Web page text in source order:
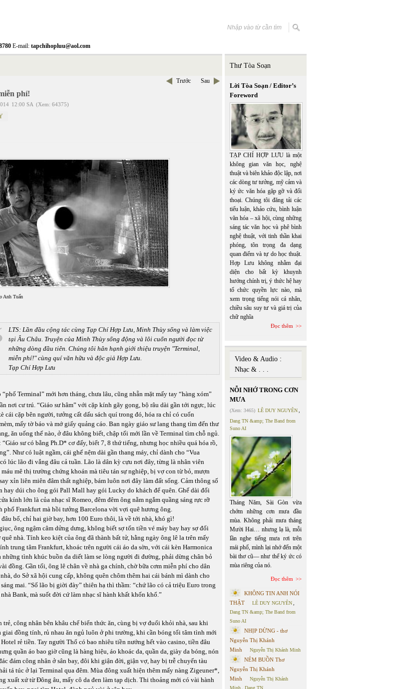
E-mail: tapchihopluu@aol.com
Trước Sau
phí!
12:00 SA (Xem: 64375)
Anh Tuấn
LTS: Lần đầu cộng tác cùng Tạp Chí Hợp Lưu, Minh Thùy sống và làm việc
tại Âu Châu. Truyện của Minh Thùy sống động và lôi cuốn người đọc từ
những dòng đầu tiên. Chúng tôi hân hạnh giới thiệu truyện "Terminal,
miễn phí!" cùng quí văn hữu và độc giả Hợp Lưu.
Tạp Chí Hợp Lưu
“phố Terminal” mới hơn tháng, chưa lâu, cũng nhẵn mặt mấy tay “hàng xóm”
nơi cư trú. “Giáo sư hâm” với cặp kính gãy gọng, bộ râu dài gần tới ngực, lúc
cái cặp bên người, tưởng cất dấu sách quí trong đó, hóa ra chỉ có cuốn
mấy tờ báo và mớ giấy quảng cáo. Ban ngày giáo sư lang thang tìm đến thư
ăn uống thế nào, ở đâu không biết, chập tối mới lần về Terminal tìm chỗ ngủ.
sư có bằng Ph.D* cơ đấy, biết 7, 8 thứ tiếng, nhưng học nhiều quá hóa rồ,
Như có luật ngầm, cái ghế nệm dài gần thang máy, chỉ dành cho “Vua
lúc lão đi vắng đâu cả tuần. Lão là dân kỳ cựu nơi đây, từng là nhân viên
mê thị trường chứng khoán mà tiêu tán sự nghiệp, bị vợ con từ bỏ, mượn
xỉn liên miên đâm thất nghiệp, bám luôn nơi đây làm đất sống. Cảm thông số
hay dúi cho ông gói Pall Mall hay gói Lucky do khách để quên. Ghế dài đối
kính lớn là của nhạc sĩ Romeo, đêm đêm ông nằm ngắm quầng sáng rực rỡ
phố Frankfurt mà hồi tưởng Barcelona vời vợi quê hương ông.
bố, chỉ hai giờ bay, hơn 100 Euro thôi, là về tới nhà, khó gì!
ông ngậm câm dửng dưng, không biết sợ tốn tiền vé máy bay hay sợ đối
nhà. Tính keo kiệt của ông đã thành bất tử, hằng ngày ông lê la trên mấy
trung tâm Frankfurt, khoác trên người cái áo da sờn, với cái kèn Harmonica
những tình khúc buồn da diết làm se lòng người đi đường, phải dừng chân bỏ
đồng. Gần tối, ông lê chân về nhà ga chính, chờ bữa cơm miễn phí cho dân
do Sở xã hội cung cấp, không quên chôm thêm hai cái bánh mì dành cho
mai. “Số lão bị giời đày” thiên hạ thì thầm: “chứ lão có cả triệu Euro trong
Bank, mà suốt đời cứ làm nhạc sĩ hành khất khốn khổ.”
trẻ, công nhân bên khâu chế biến thức ăn, cùng bị vợ đuổi khỏi nhà, sau khi
giai đồng tính, rủ nhau ăn ngủ luôn ở phi trường, khi cần bóng tối tâm tình mới
rẻ tiền. Tay người Thổ có bao nhiêu tiền nướng hết vào casino, tiền đâu
quần áo bao giờ cũng là hàng hiệu, áo khoác da, quần da, giày da bóng, nón
đám công nhân ở sân bay, đôi khi giận đời, giận vợ, hay bị trễ chuyến tàu
tá túc ở lại Terminal qua đêm. Mùa đông xuất hiện thêm mấy nàng Zigeuner*,
xuất xứ từ Đông âu, mấy cô da đen làm tạp dịch. Thi thoảng mới có vài hành
Thư Tòa Soạn
Lời Tòa Soạn / Editor’s
Foreword
TẠP CHÍ HỢP LƯU là một
không gian văn học, nghệ
thuật và biên khảo độc lập, nơi
các dòng tư tưởng, mỹ cảm và
ký ức văn hóa gặp gỡ và đối
thoại. Chúng tôi đăng tải các
tiểu luận, khảo cứu, bình luận
văn hóa – xã hội, cùng những
sáng tác văn học và phê bình
nghệ thuật, với tinh thần khai
phóng, tôn trọng đa dạng
quan điểm và tự do học thuật.
Hợp Lưu không nhằm đại
diện cho bất kỳ khuynh
hướng chính trị, ý thức hệ hay
tổ chức quyền lực nào, mà
xem trọng tiếng nói cá nhân,
chiều sâu suy tư và giá trị của
chữ nghĩa
Đọc thêm
Video & Audio :
Nhạc & . . .
NỖI NHỚ TRONG CƠN
MƯA
(Xem: 3465) LÊ DUY NGUYÊN
Dang TN &amp; The Band from
Suno AI
Tháng Năm, Sài Gòn vừa
chớm những cơn mưa đầu
mùa. Không phải mưa tháng
Mười Hai… nhưng lạ là, mỗi
lần nghe tiếng mưa rơi trên
mái phố, mình lại nhớ đến một
bài thơ cũ— như thể ký ức có
mùa riêng của nó.
Đọc thêm
KHÔNG TIN ANH NÓI
THẬT
LÊ DUY NGUYÊN
Dang TN &amp; The Band from
Suno AI
NHỊP DỪNG - thơ
Nguyễn Thị Khánh
Minh
Nguyễn Thị Khánh Minh
NÉM BUỒN Thơ
Nguyễn Thị Khánh
Minh
Nguyễn Thị Khánh
Minh
Dang TN